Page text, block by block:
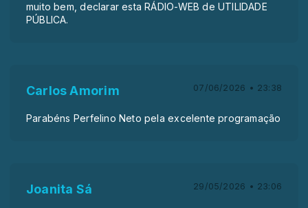
muito bem, declarar esta RÁDIO-WEB de UTILIDADE
PÚBLICA.
Carlos Amorim 07/06/2026 • 23:38
Parabéns Perfelino Neto pela excelente programação
Joanita Sá 29/05/2026 • 23:06